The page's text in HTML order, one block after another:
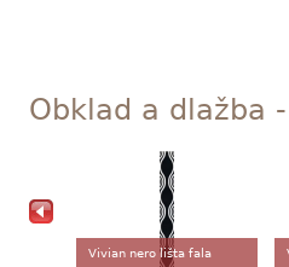
Obklad a dlažba
Vivian nero lišta fala